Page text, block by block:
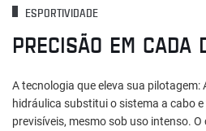
ESPORTIVIDADE
PRECISÃO EM CADA
A tecnologia que eleva sua pilotagem:
hidráulica substitui o sistema a cabo
previsíveis, mesmo sob uso intenso.